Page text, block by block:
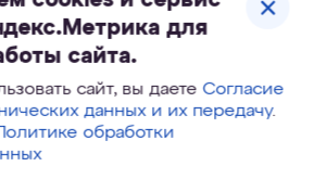
модели
для
сайта.
сайт, вы даетеСогласие
данных и их передачу.
обработки